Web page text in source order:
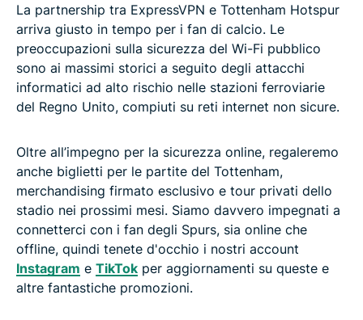
La partnership tra ExpressVPN e Tottenham Hotspur
arriva giusto in tempo per i fan di calcio. Le
preoccupazioni sulla sicurezza del Wi-Fi pubblico
sono ai massimi storici a seguito degli attacchi
informatici ad alto rischio nelle stazioni ferroviarie
del Regno Unito, compiuti su reti internet non sicure.
Oltre all’impegno per la sicurezza online, regaleremo
anche biglietti per le partite del Tottenham,
merchandising firmato esclusivo e tour privati dello
stadio nei prossimi mesi. Siamo davvero impegnati a
connetterci con i fan degli Spurs, sia online che
offline, quindi tenete d'occhio i nostri account
Instagram e TikTok per aggiornamenti su queste e
altre fantastiche promozioni.